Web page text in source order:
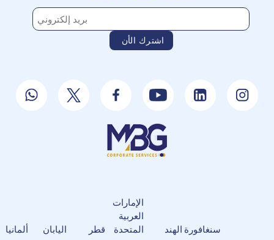
سنغافورة الهند
الإمارات
العربية
المتحدة
قطر اليابان ألمانيا